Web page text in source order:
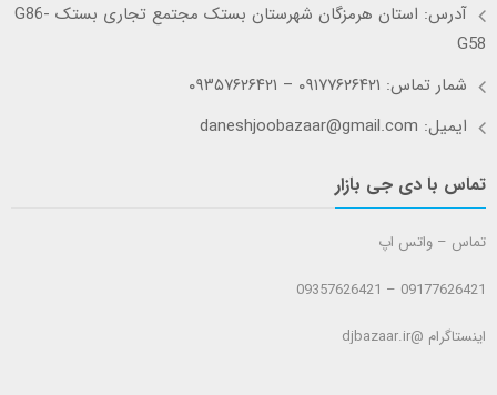
آدرس: استان هرمزگان شهرستان بستک مجتمع تجاری بستک G86-
G58
شمار تماس: ۰۹۱۷۷۶۲۶۴۲۱ – ۰۹۳۵۷۶۲۶۴۲۱
ایمیل: daneshjoobazaar@gmail.com
تماس با دی جی بازار
تماس – واتس اپ
09177626421 – 09357626421
اینستاگرام @djbazaar.ir